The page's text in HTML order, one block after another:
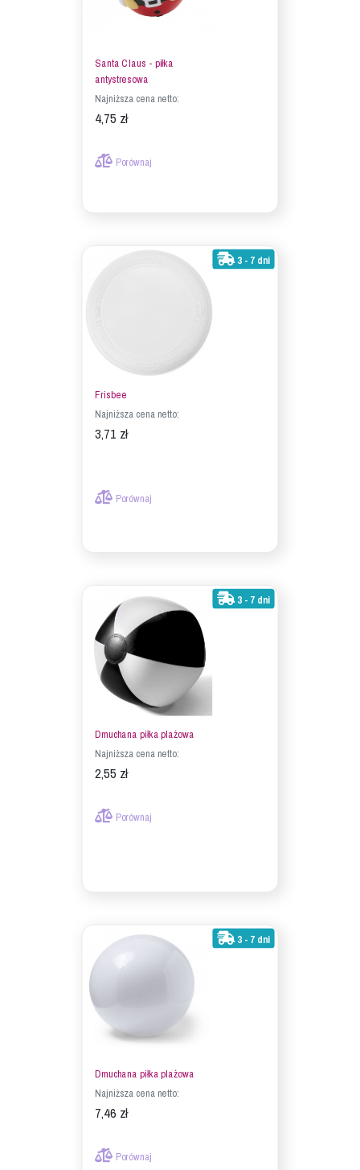
Santa Claus - piłka
antystresowa
Najniższa cena netto:
4,75 zł
Porównaj
3 - 7 dni
Frisbee
Najniższa cena netto:
3,71 zł
Porównaj
3 - 7 dni
Dmuchana piłka plażowa
Najniższa cena netto:
2,55 zł
Porównaj
3 - 7 dni
Dmuchana piłka plażowa
Najniższa cena netto:
7,46 zł
Porównaj